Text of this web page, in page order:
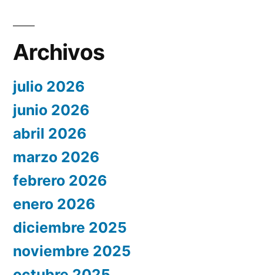
Archivos
julio 2026
junio 2026
abril 2026
marzo 2026
febrero 2026
enero 2026
diciembre 2025
noviembre 2025